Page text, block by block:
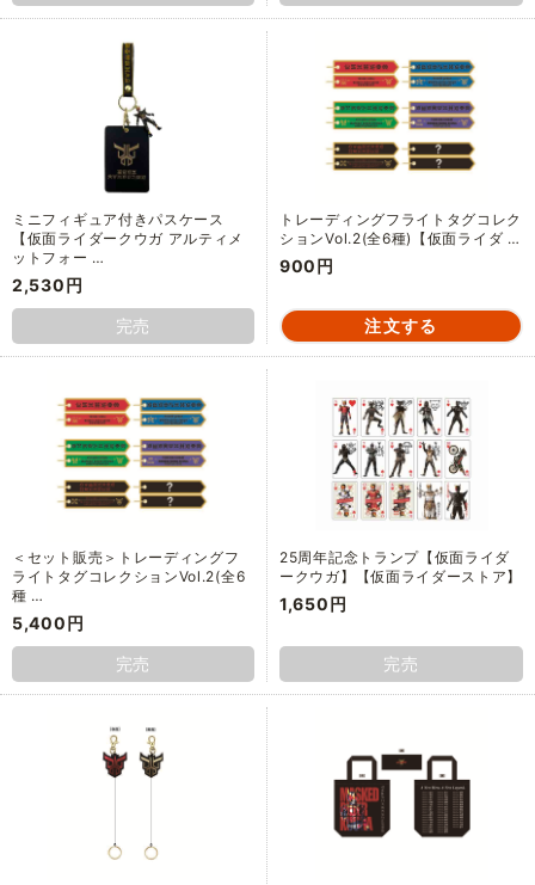
ミニフィギュア付きパスケース
【仮面ライダークウガ アルティメ
ットフォー …
2,530円
完売
トレーディングフライトタグコレク
ションVol.2(全6種)【仮面ライダ …
900円
＜セット販売＞トレーディングフ
ライトタグコレクションVol.2(全6
種 …
5,400円
完売
25周年記念トランプ【仮面ライダ
ークウガ】【仮面ライダーストア】
1,650円
完売